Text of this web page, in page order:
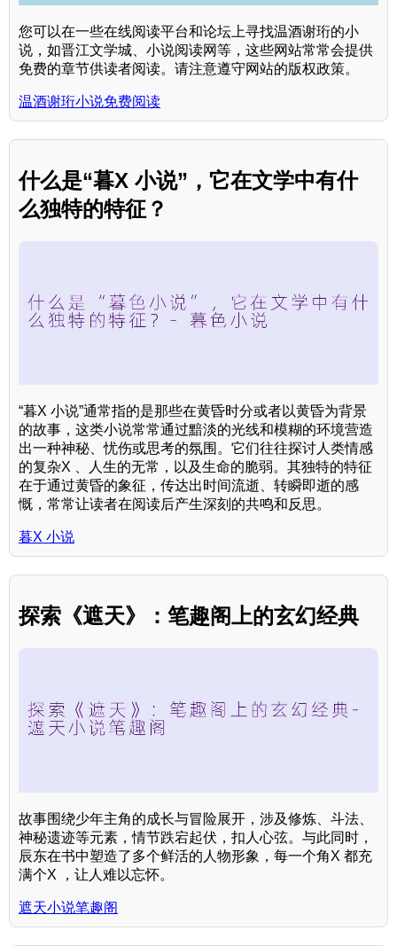
您可以在一些在线阅读平台和论坛上寻找温酒谢珩的小
说，如晋江文学城、小说阅读网等，这些网站常常会提供
免费的章节供读者阅读。请注意遵守网站的版权政策。
温酒谢珩小说免费阅读
什么是“暮X 小说”，它在文学中有什
么独特的特征？
“暮X 小说”通常指的是那些在黄昏时分或者以黄昏为背景
的故事，这类小说常常通过黯淡的光线和模糊的环境营造
出一种神秘、忧伤或思考的氛围。它们往往探讨人类情感
的复杂X 、人生的无常，以及生命的脆弱。其独特的特征
在于通过黄昏的象征，传达出时间流逝、转瞬即逝的感
慨，常常让读者在阅读后产生深刻的共鸣和反思。
暮X 小说
探索《遮天》：笔趣阁上的玄幻经典
故事围绕少年主角的成长与冒险展开，涉及修炼、斗法、
神秘遗迹等元素，情节跌宕起伏，扣人心弦。与此同时，
辰东在书中塑造了多个鲜活的人物形象，每一个角X 都充
满个X ，让人难以忘怀。
遮天小说笔趣阁